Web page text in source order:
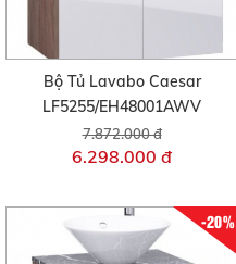
Bộ Tủ Lavabo Caesar
LF5255/EH48001AWV
7.872.000 đ
6.298.000 đ
-20%